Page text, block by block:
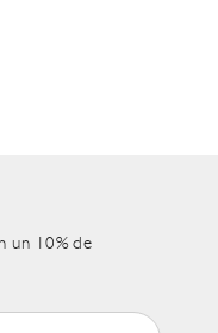
un 10% de